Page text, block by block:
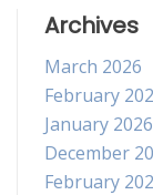
Archives
March 2026
February
January 2026
December
February